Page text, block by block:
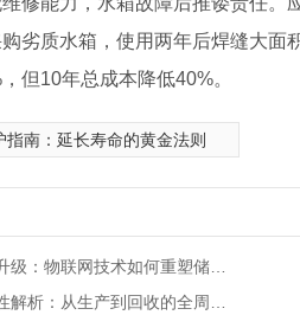
劣质水箱，使用两年后焊缝大
但10年总成本降低40%。
指南：延长寿命的黄金法则